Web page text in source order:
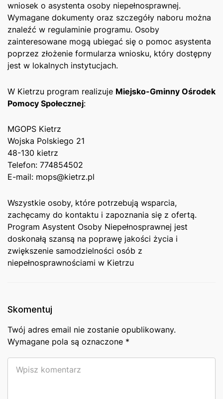
⁤wniosek o asystenta osoby niepełnosprawnej.
Wymagane⁤ dokumenty oraz szczegóły naboru ⁣można
znaleźć⁣ w regulaminie programu. Osoby
zainteresowane mogą ubiegać się o⁣ pomoc asystenta
poprzez ‍złożenie formularza ⁤wniosku, który dostępny
jest w lokalnych instytucjach.
W Kietrzu ‌program realizuje Miejsko-Gminny Ośrodek
Pomocy⁤ Społecznej:
MGOPS‍ Kietrz
Wojska Polskiego 21 ⁤
48-130 kietrz
Telefon: ⁣774854502
E-mail: mops@kietrz.pl
Wszystkie osoby, które potrzebują wsparcia,
zachęcamy do kontaktu i zapoznania⁣ się z ofertą.⁣
Program Asystent Osoby Niepełnosprawnej jest
doskonałą szansą na poprawę jakości życia i
zwiększenie ‌samodzielności osób z
niepełnosprawnościami w Kietrzu
Skomentuj
Twój adres email nie zostanie opublikowany.
Wymagane pola są oznaczone *